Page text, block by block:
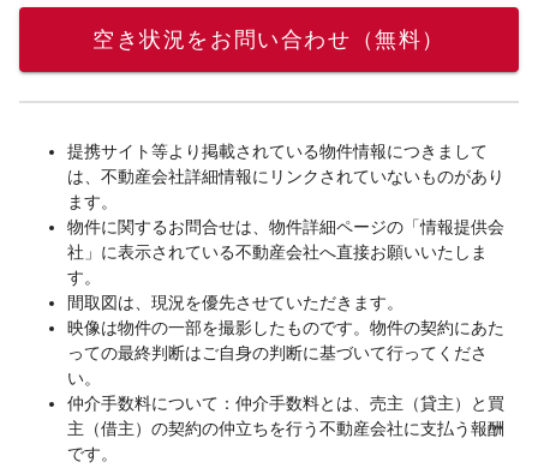
空き状況をお問い合わせ（無料）
提携サイト等より掲載されている物件情報につきまして
は、不動産会社詳細情報にリンクされていないものがあり
ます。
物件に関するお問合せは、物件詳細ページの「情報提供会
社」に表示されている不動産会社へ直接お願いいたしま
す。
間取図は、現況を優先させていただきます。
映像は物件の一部を撮影したものです。物件の契約にあた
っての最終判断はご自身の判断に基づいて行ってくださ
い。
仲介手数料について：仲介手数料とは、売主（貸主）と買
主（借主）の契約の仲立ちを行う不動産会社に支払う報酬
です。